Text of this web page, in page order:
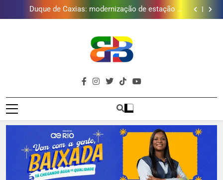
tratamento reforça abastecimento de água
Guanabara tem diversas opções de vinhos para
presentear o seu pai. Descubra como escolher o que
Gastro Samba reúne Nosso Sentimento e Gustavo
Golfe e fortalece projeto que atende 140 crianças
Duque de Caxias: modernização de estação de
tratamento reforça abastecimento de água
Guanabara tem diversas opções de vinhos para
presentear o seu pai. Descubra como escolher o que
mais combina com ele
Gastro Samba reúne Nosso Sentimento e Gustavo
Lins em Nova Iguaçu neste fim de semana
Brava
Baixada
Baixada Fluminense Em Destaque!